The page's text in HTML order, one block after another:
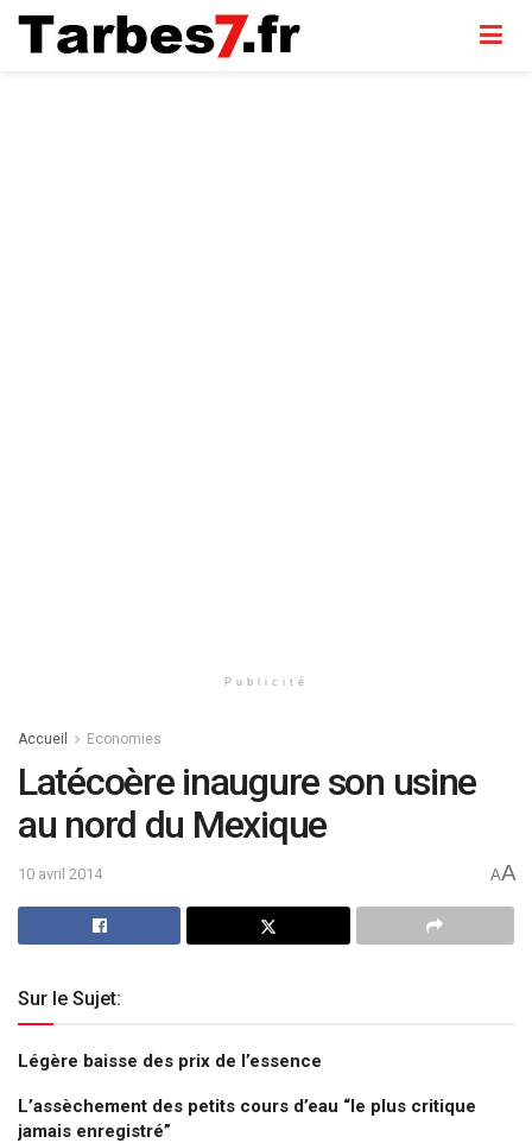
Publicité
Accueil Economies
Latécoère inaugure son usine
au nord du Mexique
10 avril 2014 AA
Sur le Sujet:
Légère baisse des prix de l’essence
L’assèchement des petits cours d’eau “le plus critique
jamais enregistré”